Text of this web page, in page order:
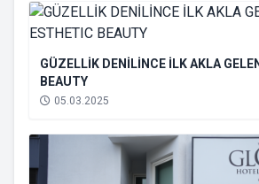
GÜZELLİK DENİLİNCE İLK AKLA
BEAUTY
05.03.2025